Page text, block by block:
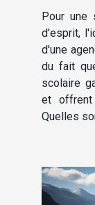
Pour une
d'esprit,
d'une
du fait
scolaire
et offrent
Quelles